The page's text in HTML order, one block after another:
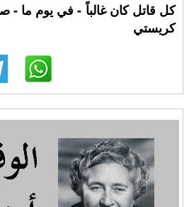
كل قاتل كان غالباً - في يوم ما -
كريستي